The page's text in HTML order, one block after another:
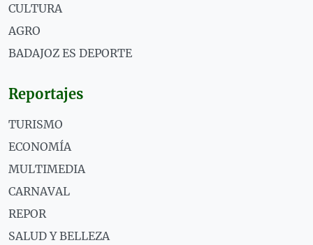
CULTURA
AGRO
BADAJOZ ES DEPORTE
Reportajes
TURISMO
ECONOMÍA
MULTIMEDIA
CARNAVAL
REPOR
SALUD Y BELLEZA